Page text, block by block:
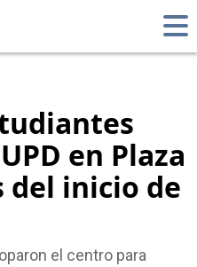
en Plaza
del inicio de
el centro para